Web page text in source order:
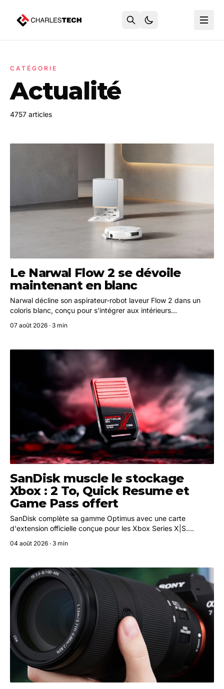
CATÉGORIE
Actualité
4757 articles
Le Narwal Flow 2 se dévoile
maintenant en blanc
Narwal décline son aspirateur-robot laveur Flow 2 dans un
coloris blanc, conçu pour s'intégrer aux intérieurs
fonctionnalités du modèle noir, dont le système de lavage
07 août 2026 · 3 min
SanDisk muscle le stockage
Xbox : 2 To, Quick Resume et
Game Pass offert
SanDisk complète sa gamme Optimus avec une carte
d'extension officielle conçue pour les Xbox Series X|S.
NVMe, la compatibilité Quick Resume et un mois de Game
04 août 2026 · 3 min